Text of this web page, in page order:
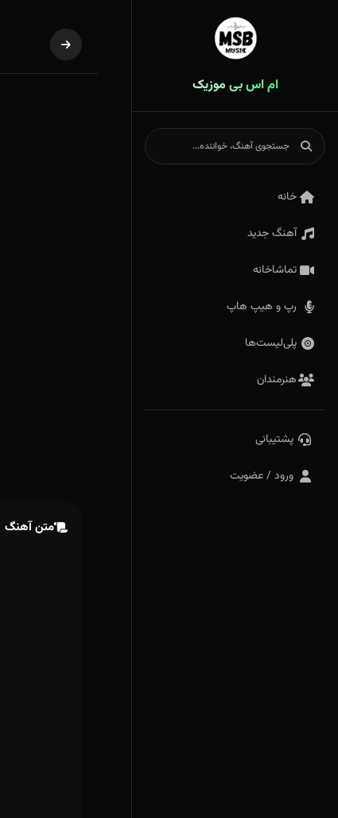
ام اس بی موزیک
خانه
آهنگ جدید
تماشاخانه
رپ و هیپ هاپ
پلی‌لیست‌ها
هنرمندان
پشتیبانی
ورود / عضویت
متن آهنگ